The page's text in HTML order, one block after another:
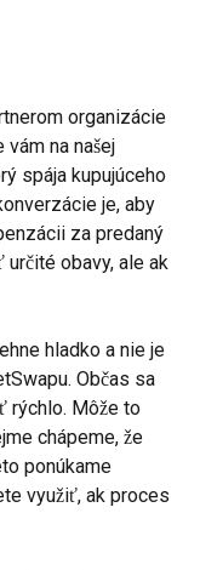
organizácie
na našej
spája kupujúceho
je, aby
za predaný
obavy, ale ak
hladko a nie je
Občas sa
rýchlo. Môže to
chápeme, že
ponúkame
využiť, ak proces